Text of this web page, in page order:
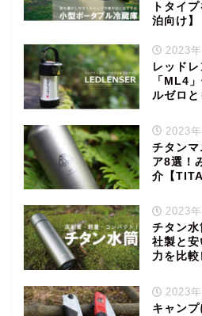
トタイ
泊向け】
2023
レッド
「ML4
ルゼロと
2023
チタン
ア8選！
介【
2023
チタン
社製と
力を比較
2023
キャン